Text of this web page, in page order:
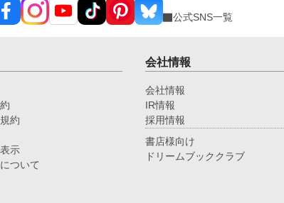
公式SNS一覧
約
示
ついて
会社情報
会社情報
IR情報
採用情報
書店様向け
ドリームブッククラブ